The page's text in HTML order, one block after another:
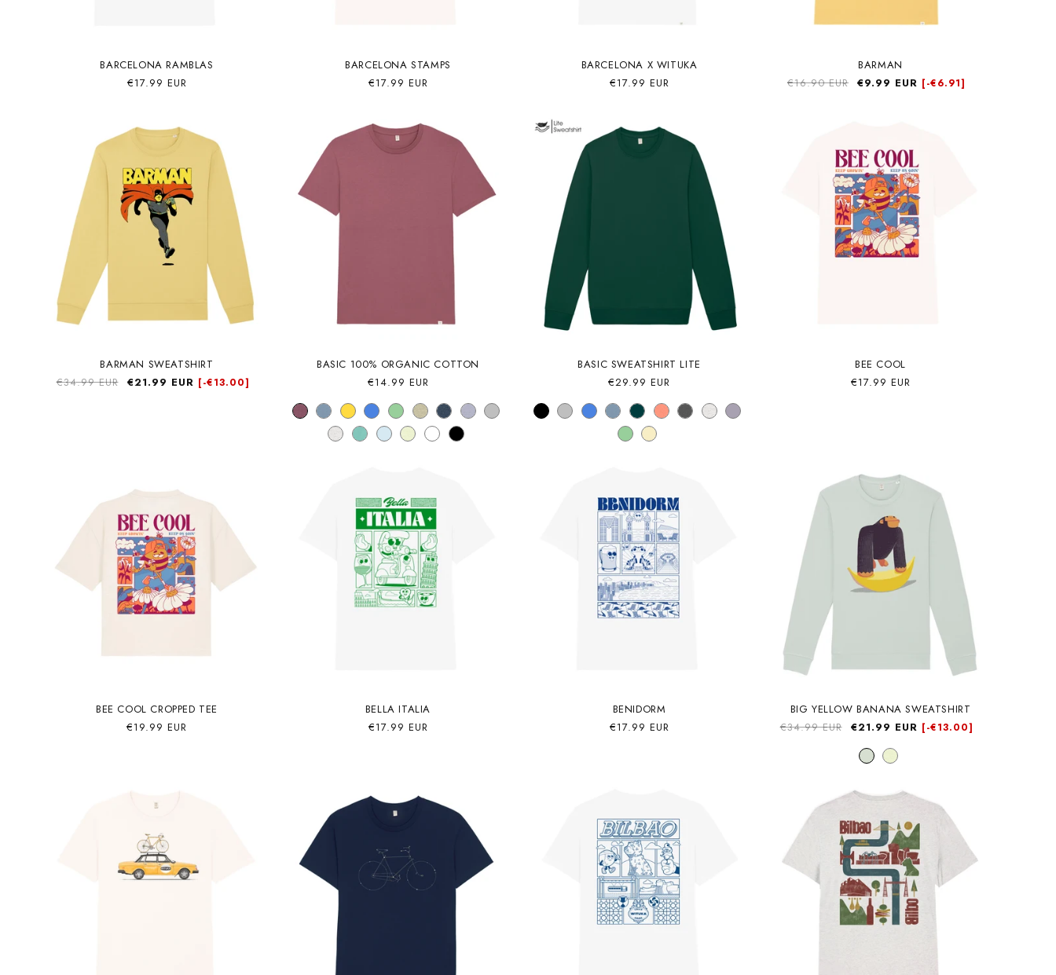
BARCELONA RAMBLAS
Precio
€17.99 EUR
BARCELONA STAMPS
Precio
€17.99 EUR
BARCELONA X WITUKA
Precio
€17.99 EUR
BARMAN
Precio
€16.90 EUR Precio
€9.99 EUR [-€6.91]
BARMAN SWEATSHIRT
Precio
€34.99 EUR
Precio
€21.99 EUR [-€13.00]
BASIC 100% ORGANIC COTTON
Precio
€14.99 EUR
BASIC SWEATSHIRT LITE
Precio
€29.99 EUR
BEE COOL
Precio
€17.99 EUR
BEE COOL CROPPED TEE
Precio
€19.99 EUR
BELLA ITALIA
Precio
€17.99 EUR
BENIDORM
Precio
€17.99 EUR
BIG YELLOW BANANA SWEATSHIRT
Precio
€34.99 EUR
Precio
oferta
€21.99 EUR [-€13.00]
Subscribe